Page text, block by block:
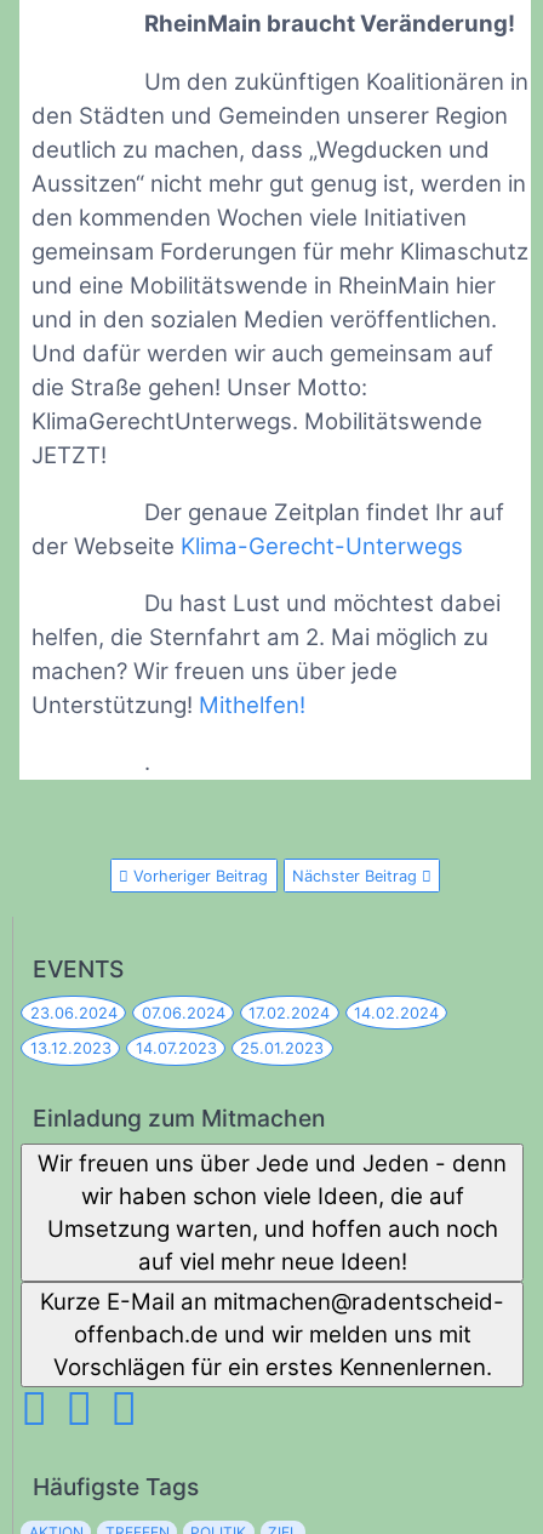
RheinMain braucht Veränderung!
Um den zukünftigen Koalitionären in
den Städten und Gemeinden unserer Region
deutlich zu machen, dass „Wegducken und
Aussitzen“ nicht mehr gut genug ist, werden in
den kommenden Wochen viele Initiativen
gemeinsam Forderungen für mehr Klimaschutz
und eine Mobilitätswende in RheinMain hier
und in den sozialen Medien veröffentlichen.
Und dafür werden wir auch gemeinsam auf
die Straße gehen! Unser Motto:
KlimaGerechtUnterwegs. Mobilitätswende
JETZT!
Der genaue Zeitplan findet Ihr auf
der Webseite Klima-Gerecht-Unterwegs
Du hast Lust und möchtest dabei
helfen, die Sternfahrt am 2. Mai möglich zu
machen? Wir freuen uns über jede
Unterstützung! Mithelfen!
.
Vorheriger Beitrag Nächster Beitrag
EVENTS
23.06.2024 07.06.2024 17.02.2024 14.02.2024
13.12.2023 14.07.2023 25.01.2023
Einladung zum Mitmachen
Wir freuen uns über Jede und Jeden - denn
wir haben schon viele Ideen, die auf
Umsetzung warten, und hoffen auch noch
auf viel mehr neue Ideen!
Kurze E-Mail an diehcstnedar@nehcamtim-
offenbach.de und wir melden uns mit
Vorschlägen für ein erstes Kennenlernen.
Häufigste Tags